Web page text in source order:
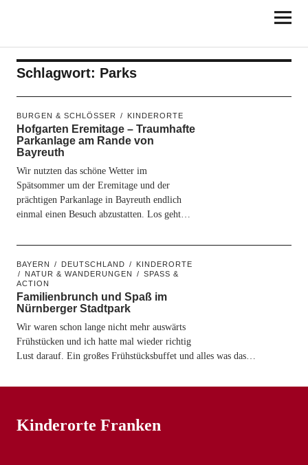
Schlagwort: Parks
BURGEN & SCHLÖSSER KINDERORTE
Hofgarten Eremitage – Traumhafte
Parkanlage am Rande von
Bayreuth
Wir nutzten das schöne Wetter im
Spätsommer um der Eremitage und der
prächtigen Parkanlage in Bayreuth endlich
einmal einen Besuch abzustatten. Los geht…
BAYERN DEUTSCHLAND
KINDERORTE
NATUR & WANDERUNGEN
SPASS & A
CTION
Familienbrunch und Spaß im
Nürnberger Stadtpark
Wir waren schon lange nicht mehr auswärts
Frühstücken und ich hatte mal wieder richtig
Lust darauf. Ein großes Frühstücksbuffet und alles was das…
Kinderorte Franken